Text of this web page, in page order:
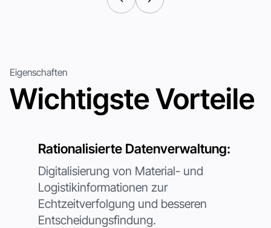
Vorname*
Rufnummer*
Land / Region*
Produktivität ohne menschliches Eingreifen gewährleistet.
Stunden Betriebszeit.
Eigenschaften
Wichtigste Vorteile
Rationalisierte Datenverwaltung:
Digitalisierung von Material- und
Logistikinformationen zur
Echtzeitverfolgung und besseren
Entscheidungsfindung.